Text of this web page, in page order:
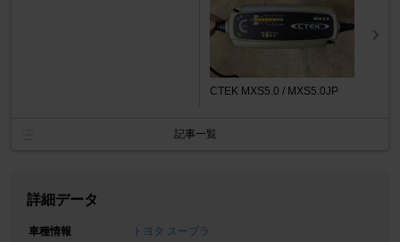
CTEK MXS5.0 / MXS5.0JP
記事一覧
詳細データ
車種情報
トヨタ スープラ